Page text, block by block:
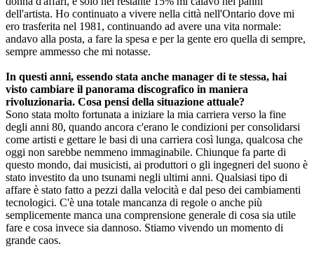
dell'artista. Ho continuato a vivere nella città nell'Ontario dove mi
ero trasferita nel 1981, continuando ad avere una vita normale:
andavo alla posta, a fare la spesa e per la gente ero quella di sempre,
sempre ammesso che mi notasse.
In questi anni, essendo stata anche manager di te stessa, hai
visto cambiare il panorama discografico in maniera
rivoluzionaria. Cosa pensi della situazione attuale?
Sono stata molto fortunata a iniziare la mia carriera verso la fine
degli anni 80, quando ancora c'erano le condizioni per consolidarsi
come artisti e gettare le basi di una carriera così lunga, qualcosa che
oggi non sarebbe nemmeno immaginabile. Chiunque fa parte di
questo mondo, dai musicisti, ai produttori o gli ingegneri del suono è
stato investito da uno tsunami negli ultimi anni. Qualsiasi tipo di
affare è stato fatto a pezzi dalla velocità e dal peso dei cambiamenti
tecnologici. C'è una totale mancanza di regole o anche più
semplicemente manca una comprensione generale di cosa sia utile
fare e cosa invece sia dannoso. Stiamo vivendo un momento di
grande caos.